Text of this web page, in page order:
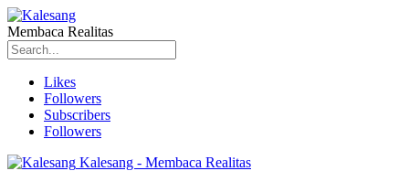
Membaca Realitas
Likes
Followers
Subscribers
Followers
Kalesang - Membaca Realitas